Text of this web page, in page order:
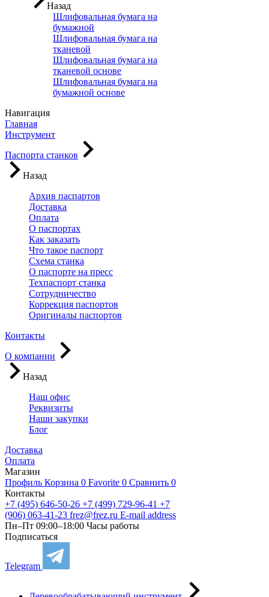
Назад
Шлифовальная бумага на
бумажной
Шлифовальная бумага на
тканевой
Шлифовальная бумага на
тканевой основе
Шлифовальная бумага на
бумажной основе
Навигация
Главная
Инструмент
Паспорта станков
Назад
Архив паспартов
Доставка
Оплата
О паспортах
Как заказать
Что такое паспорт
Схема станка
О паспорте на пресс
Техпаспорт станка
Сотрудничество
Коррекция паспортов
Оригиналы паспортов
Контакты
О компании
Назад
Наш офис
Реквизиты
Наши закупки
Блог
Доставка
Оплата
Магазин
Профиль Корзина 0 Favorite 0 Сравнить 0
Контакты
+7 (495) 646-50-26 +7 (499) 729-96-41 +7
(906) 063-41-23 frez@frez.ru E-mail address
Пн–Пт 09:00–18:00 Часы работы
Подписаться
Telegram